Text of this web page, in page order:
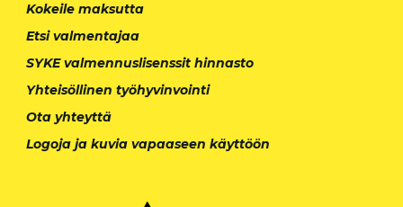
Kokeile maksutta
Etsi valmentajaa
SYKE valmennuslisenssit hinnasto
Yhteisöllinen työhyvinvointi
Ota yhteyttä
Logoja ja kuvia vapaaseen käyttöön